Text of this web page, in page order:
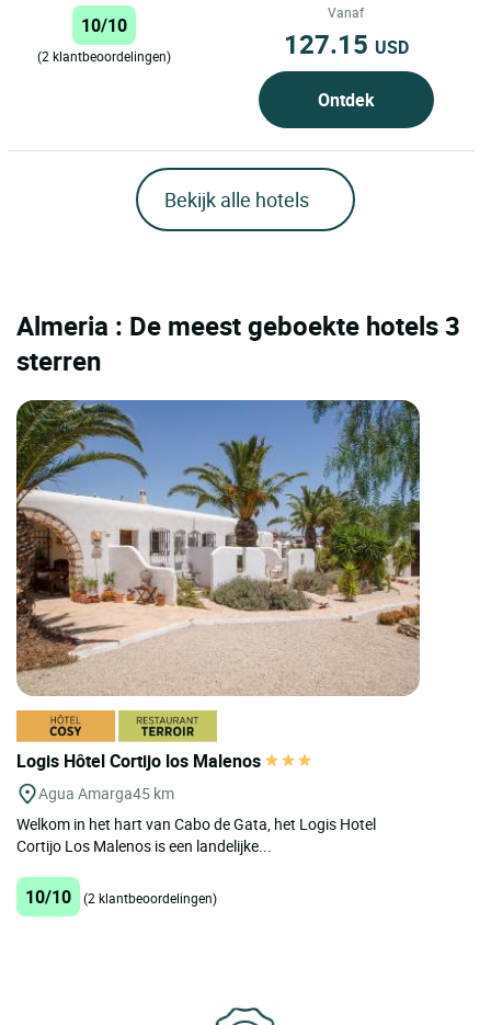
accommodatie met unieke
10/10
(2 klantbeoordelingen)
Vanaf
127.15 USD
Ontdek
Bekijk alle hotels
Almeria : De meest geboekte hotels 3
sterren
Logis Hôtel Cortijo los Malenos
Agua Amarga45 km
Welkom in het hart van Cabo de Gata, het Logis Hotel
Cortijo Los Malenos is een landelijke...
10/10 (2 klantbeoordelingen)